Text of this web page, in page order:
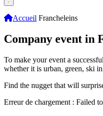
Accueil Francheleins
Company event in
To make your event a
whether it is urban, green, ski
Find the nugget that will
Erreur de chargement : Failed